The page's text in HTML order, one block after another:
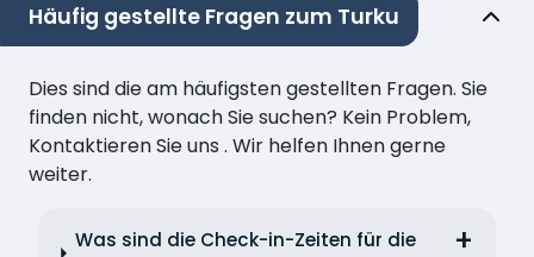
Häufig gestellte Fragen zum Turku
Dies sind die am häufigsten gestellten Fragen. Sie
finden nicht, wonach Sie suchen? Kein Problem,
Kontaktieren Sie uns . Wir helfen Ihnen gerne
weiter.
Was sind die Check-in-Zeiten für die